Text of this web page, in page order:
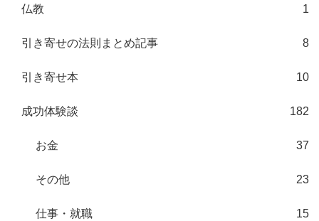
仏教 1
引き寄せの法則まとめ記事 8
引き寄せ本 10
成功体験談 182
お金 37
その他 23
仕事・就職 15